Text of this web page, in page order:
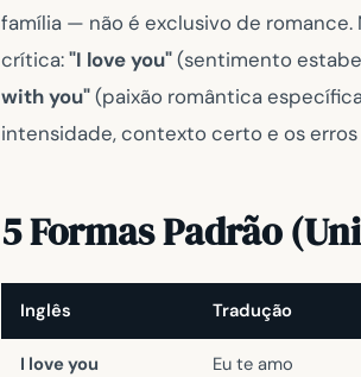
família — não é exclusivo de
crítica:"I love you"(sentimento
with you"(paixão romântica
intensidade, contexto certo e os
5 Formas Padrão
Inglês Tradução
I love you Eu te amo